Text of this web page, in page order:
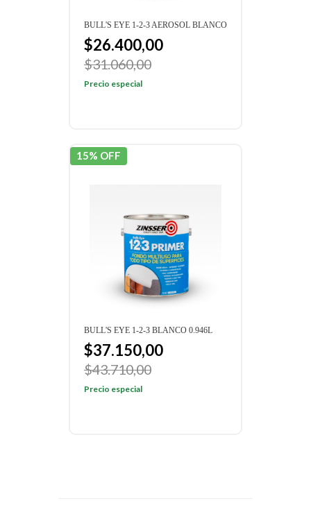
BULL'S EYE 1-2-3 AEROSOL BLANCO
$26.400,00
$31.060,00
Precio especial
15% OFF
BULL'S EYE 1-2-3 BLANCO 0.946L
$37.150,00
$43.710,00
Precio especial